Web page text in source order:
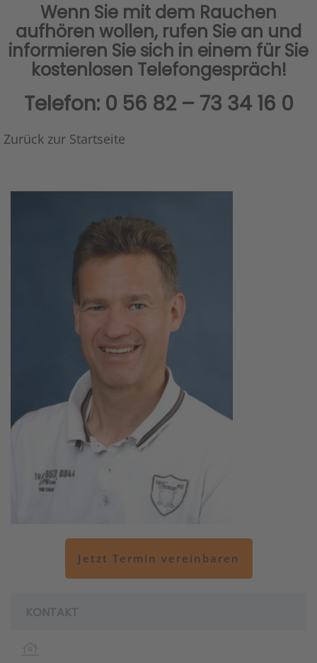
Wenn Sie mit dem Rauchen
aufhören wollen, rufen Sie an und
informieren Sie sich in einem für Sie
kostenlosen Telefongespräch!
Telefon: 0 56 82 – 73 34 16 0
Zurück zur Startseite
Jetzt Termin vereinbaren
KONTAKT